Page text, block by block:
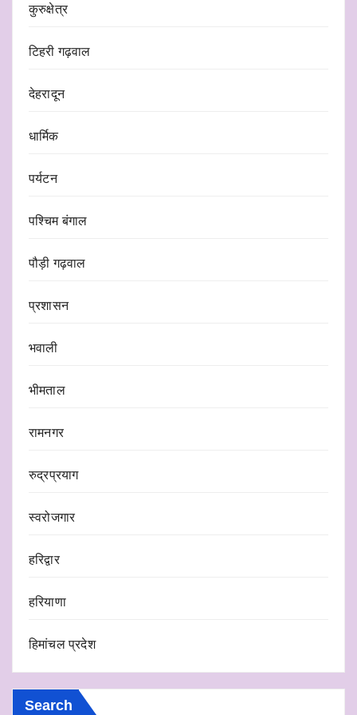
कुरुक्षेत्र
टिहरी गढ़वाल
देहरादून
धार्मिक
पर्यटन
पश्चिम बंगाल
पौड़ी गढ़वाल
प्रशासन
भवाली
भीमताल
रामनगर
रुद्रप्रयाग
स्वरोजगार
हरिद्वार
हरियाणा
हिमांचल प्रदेश
Search